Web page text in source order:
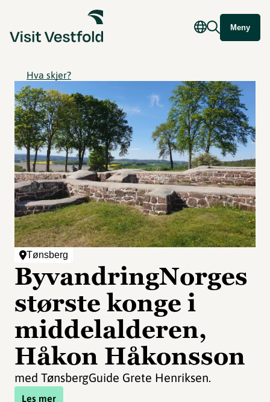
Meny
Hva skjer?
Tønsberg
ByvandringNorges
største konge i
middelalderen,
Håkon Håkonsson
med TønsbergGuide Grete Henriksen.
Les mer